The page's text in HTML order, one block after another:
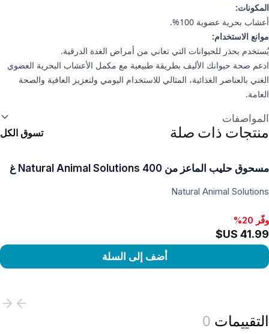
المكونات:
أعشاب بحرية عضوية 100%.
موانع الاستخدام:
يُستخدم بحذر للحيوانات التي تعاني من أمراض الغدة الدرقية.
ادعم صحة حيوانك الأليف بطريقة طبيعية مع مكمل الأعشاب البحرية العضوي
الغني بالعناصر الغذائية، المثالي للاستخدام اليومي ولتعزيز العافية والصحة
العامة.
المواصفات
منتجات ذات صلة تسوق الكل
مسحوق حليب الماعز من Natural Animal Solutions 400 غ
Natural Animal Solutions
وفّر 20%
أضف إلى السلة
وفّر 20%, ‏28.99 US$
التقييمات 0